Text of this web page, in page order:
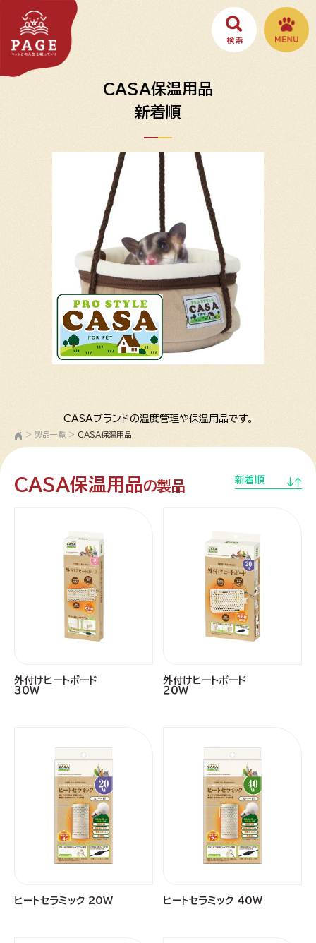
CASA保温用品
新着順
CASAブランドの温度管理や保温用品です。
> 製品一覧 > CASA保温用品
CASA保温用品の製品 新着順
外付けヒートボード
３０Ｗ
外付けヒートボード
２０Ｗ
ヒートセラミック 20W ヒートセラミック 40W